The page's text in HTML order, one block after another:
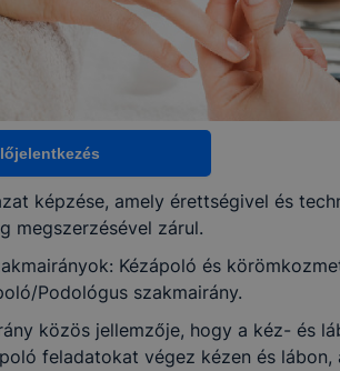
és körömkozmetikus
képzése, amely érettségivel és
megszerzésével zárul.
Kézápoló és
Podológus szakmairány.
közös jellemzője, hogy a kéz- és
feladatokat végez kézen és